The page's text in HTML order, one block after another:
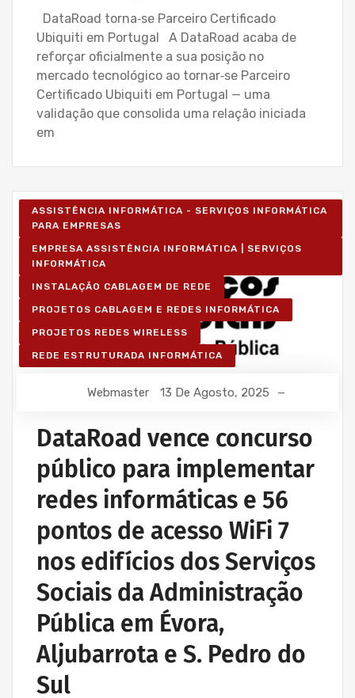
DataRoad torna‑se Parceiro Certificado
Ubiquiti em Portugal A DataRoad acaba de
reforçar oficialmente a sua posição no
mercado tecnológico ao tornar‑se Parceiro
Certificado Ubiquiti em Portugal — uma
validação que consolida uma relação iniciada
em
ASSISTÊNCIA INFORMÁTICA - SERVIÇOS INFORMÁTICA
PARA EMPRESAS
EMPRESA ASSISTÊNCIA INFORMÁTICA | SERVIÇOS
INFORMÁTICA
INSTALAÇÃO CABLAGEM DE REDE
PROJETOS CABLAGEM E REDES INFORMÁTICA
PROJETOS REDES WIRELESS
REDE ESTRUTURADA INFORMÁTICA
Webmaster 13 De Agosto, 2025
DataRoad vence concurso
público para implementar
redes informáticas e 56
pontos de acesso WiFi 7
nos edifícios dos Serviços
Sociais da Administração
Pública em Évora,
Aljubarrota e S. Pedro do
Sul